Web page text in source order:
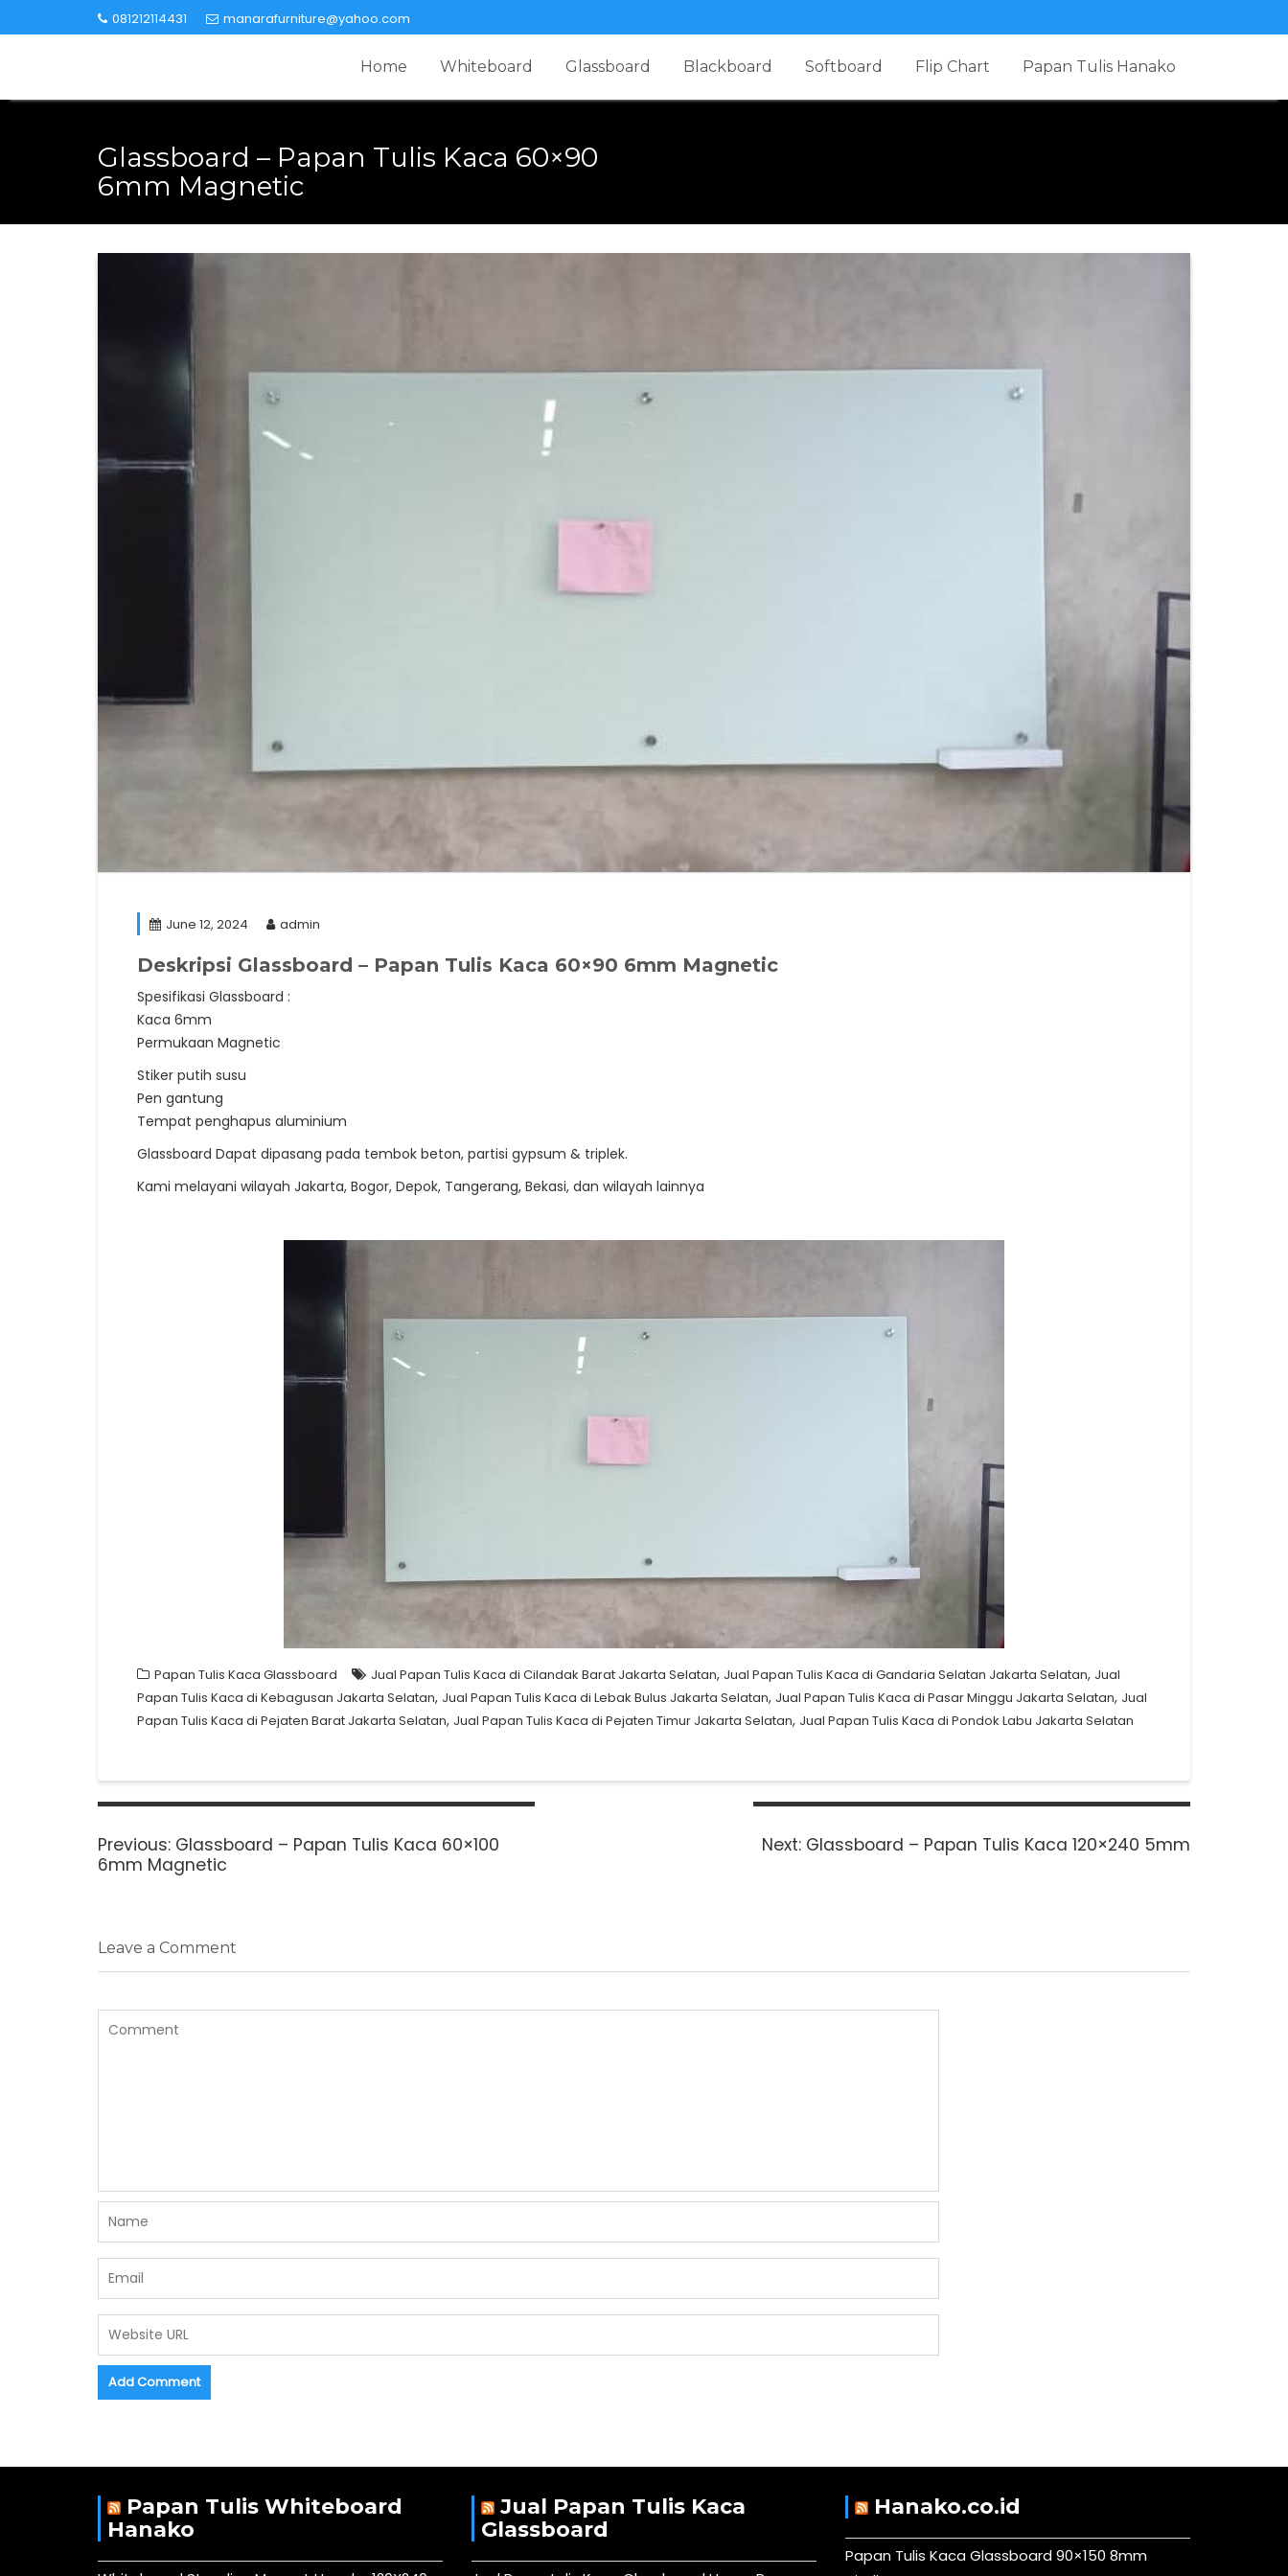
to
081212114431 manarafurniture@yahoo.com
Home Whiteboard Glassboard Blackboard Softboard Flip Chart Papan Tulis Hanako
Glassboard – Papan Tulis Kaca 60×90
6mm Magnetic
June 12, 2024 admin
Deskripsi Glassboard – Papan Tulis Kaca 60×90 6mm Magnetic
Spesifikasi Glassboard :
Kaca 6mm
Permukaan Magnetic
Stiker putih susu
Pen gantung
Tempat penghapus aluminium
Glassboard Dapat dipasang pada tembok beton, partisi gypsum & triplek.
Kami melayani wilayah Jakarta, Bogor, Depok, Tangerang, Bekasi, dan wilayah lainnya
Papan Tulis Kaca Glassboard Jual Papan Tulis Kaca di Cilandak Barat Jakarta Selatan, Jual Papan Tulis Kaca di Gandaria Selatan Jakarta Selatan, Jual
Papan Tulis Kaca di Kebagusan Jakarta Selatan, Jual Papan Tulis Kaca di Lebak Bulus Jakarta Selatan, Jual Papan Tulis Kaca di Pasar Minggu Jakarta Selatan, Jual
Papan Tulis Kaca di Pejaten Barat Jakarta Selatan, Jual Papan Tulis Kaca di Pejaten Timur Jakarta Selatan, Jual Papan Tulis Kaca di Pondok Labu Jakarta Selatan
Post
Previous: Previous
post:
Glassboard – Papan Tulis Kaca 60×100
6mm Magnetic
Next: Next
Glassboard – Papan Tulis Kaca 120×240 5mm
Leave a Comment
Papan Tulis Whiteboard
Hanako
Jual Papan Tulis Kaca
Glassboard
Hanako.co.id
Papan Tulis Kaca Glassboard 90×150 8mm